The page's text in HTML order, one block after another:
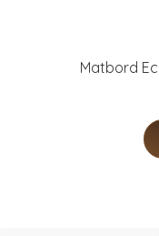
Matbord